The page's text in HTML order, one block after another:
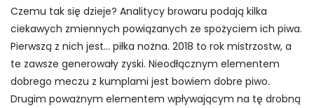
Czemu tak się dzieje? Analitycy browaru podają kilka
ciekawych zmiennych powiązanych ze spożyciem ich piwa.
Pierwszą z nich jest… piłka nożna. 2018 to rok mistrzostw, a
te zawsze generowały zyski. Nieodłącznym elementem
dobrego meczu z kumplami jest bowiem dobre piwo.
Drugim poważnym elementem wpływającym na tę drobną